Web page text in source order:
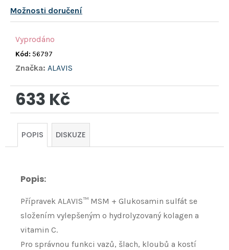
Možnosti doručení
Vyprodáno
Kód: 56797
Značka: ALAVIS
633 Kč
Měrná
POPIS DISKUZE
Popis:
Přípravek ALAVIS™ MSM + Glukosamin sulfát se
složením vylepšeným o hydrolyzovaný kolagen a
vitamin C.
Pro správnou funkci vazů, šlach, kloubů a kostí
e